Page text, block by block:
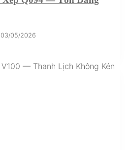
03/05/2026